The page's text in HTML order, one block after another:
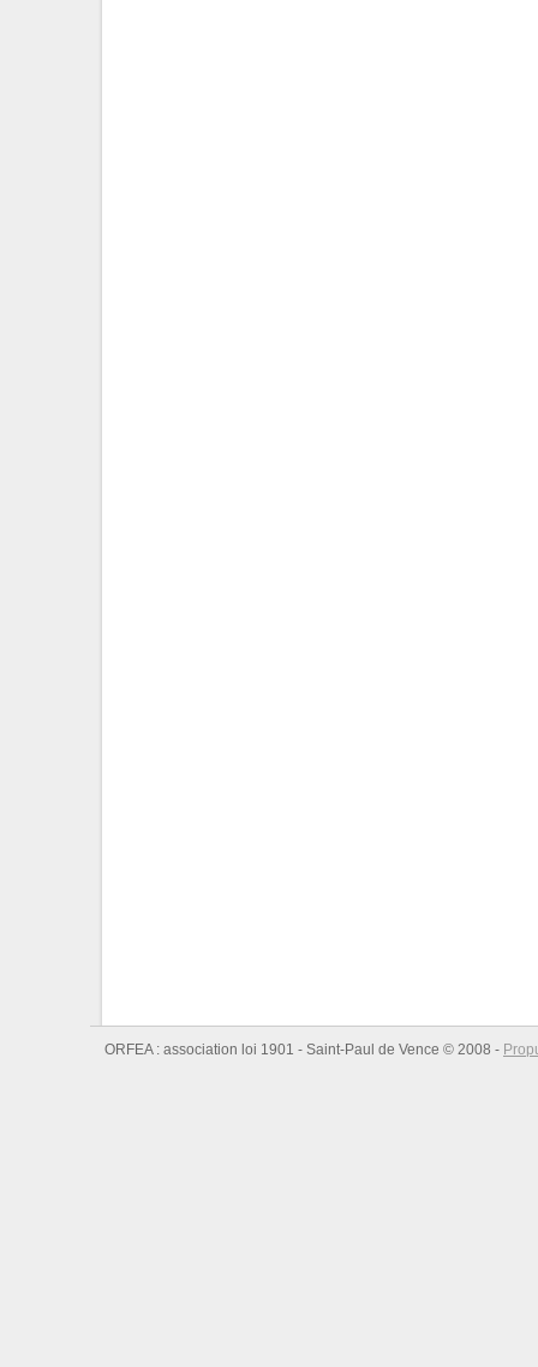
ORFEA : association loi 1901 - Saint-Paul de Vence © 2008 -